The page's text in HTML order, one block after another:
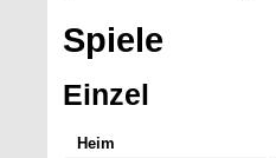
Spiele
Einzel
Heim